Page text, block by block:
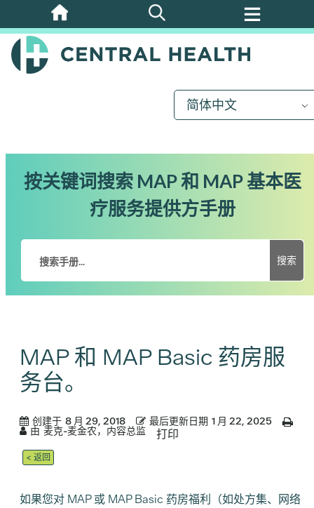
跳
至
主
简体中文
按关键词搜索 MAP 和 MAP 基本医
疗服务提供方手册
搜索
MAP 和 MAP Basic 药房服
务台。
创建于 8 月 29, 2018 最后更新日期 1 月 22, 2025
由 麦克-麦金农，内容总监 打印
< 返回
如果您对 MAP 或 MAP Basic 药房福利（如处方集、网络